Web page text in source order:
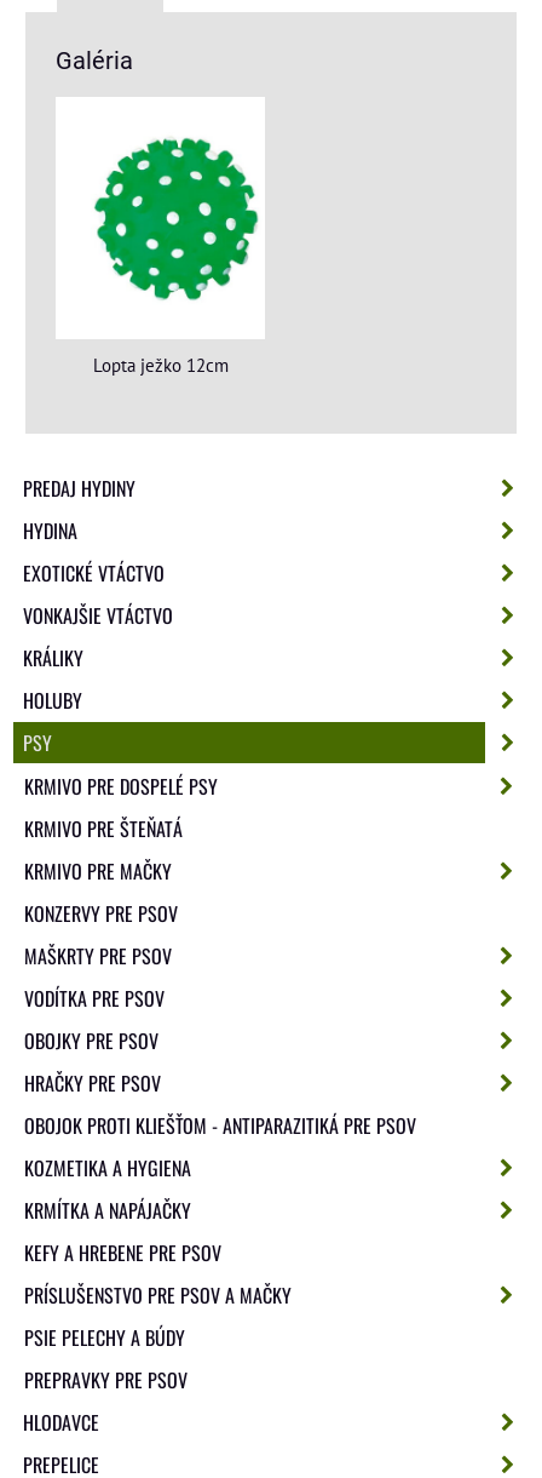
Galéria
Lopta ježko 12cm
PREDAJ HYDINY
HYDINA
EXOTICKÉ VTÁCTVO
VONKAJŠIE VTÁCTVO
KRÁLIKY
HOLUBY
PSY
KRMIVO PRE DOSPELÉ PSY
KRMIVO PRE ŠTEŇATÁ
KRMIVO PRE MAČKY
KONZERVY PRE PSOV
MAŠKRTY PRE PSOV
VODÍTKA PRE PSOV
OBOJKY PRE PSOV
HRAČKY PRE PSOV
OBOJOK PROTI KLIEŠŤOM - ANTIPARAZITIKÁ PRE PSOV
KOZMETIKA A HYGIENA
KRMÍTKA A NAPÁJAČKY
KEFY A HREBENE PRE PSOV
PRÍSLUŠENSTVO PRE PSOV A MAČKY
PSIE PELECHY A BÚDY
PREPRAVKY PRE PSOV
HLODAVCE
PREPELICE